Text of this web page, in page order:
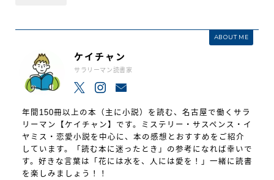
ABOUT ME
ケイチャン
サラリーマン読書家
年間150冊以上の本（主に小説）を読む、名古屋で働くサラ
リーマン【ケイチャン】です。ミステリー・サスペンス・イ
ヤミス・恋愛小説を中心に、本の感想とおすすめをご紹介
しています。「読む本に迷ったとき」の参考になれば幸いで
す。好きな言葉は「花には水を、人には愛を！」一緒に読書
を楽しみましょう！！